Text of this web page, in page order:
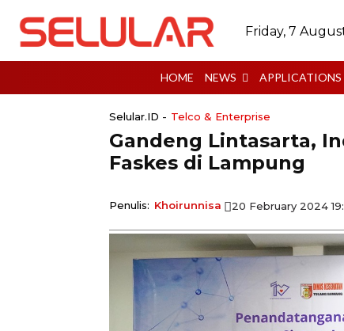
Friday, 7
HOME NEWS APPLICATIONS
Selular.ID - Telco & Enterprise
Gandeng Lintasarta,
Faskes di Lampung
Penulis: Khoirunnisa 20 February 2024